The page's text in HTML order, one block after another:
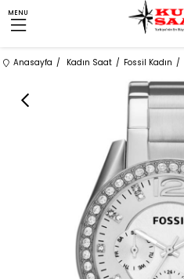
MENU
Anasayfa Kadın Saat Fossil Kadın